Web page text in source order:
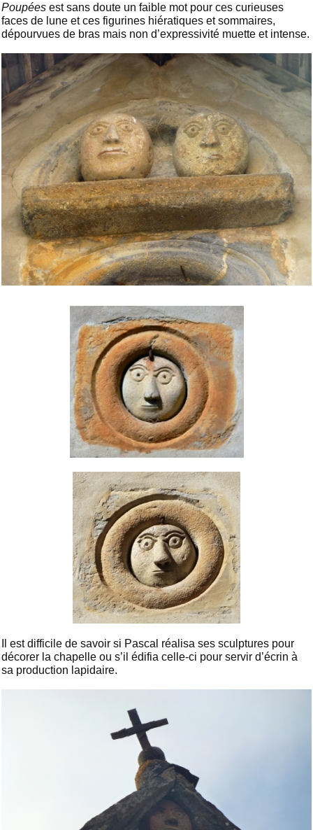
Poupées est sans doute un faible mot pour ces curieuses
faces de lune et ces figurines hiératiques et sommaires,
dépourvues de bras mais non d’expressivité muette et intense.
Il est difficile de savoir si Pascal réalisa ses sculptures pour
décorer la chapelle ou s’il édifia celle-ci pour servir d’écrin à
sa production lapidaire.